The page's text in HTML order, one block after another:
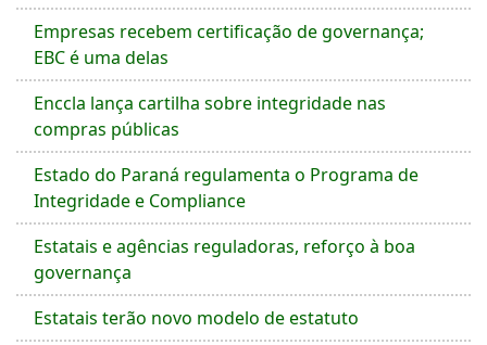
Empresas recebem certificação de governança;
EBC é uma delas
Enccla lança cartilha sobre integridade nas
compras públicas
Estado do Paraná regulamenta o Programa de
Integridade e Compliance
Estatais e agências reguladoras, reforço à boa
governança
Estatais terão novo modelo de estatuto